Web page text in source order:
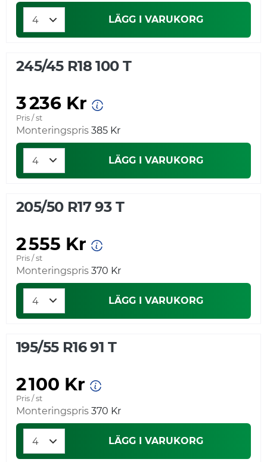
LÄGG I VARUKORG
245/45 R18 100 T
3 236 Kr
Pris / st
Monteringspris 385 Kr
LÄGG I VARUKORG
205/50 R17 93 T
2 555 Kr
Pris / st
Monteringspris 370 Kr
LÄGG I VARUKORG
195/55 R16 91 T
2 100 Kr
Pris / st
Monteringspris 370 Kr
LÄGG I VARUKORG